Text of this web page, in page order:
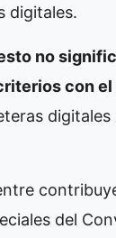
digitales.
no
con el
del